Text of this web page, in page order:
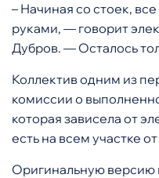
– Начиная со стоек,
руками, — говорит
Дубров. — Осталось
Коллектив одним из
комиссии о
которая зависела от
есть на всем участке
Оригинальную версию